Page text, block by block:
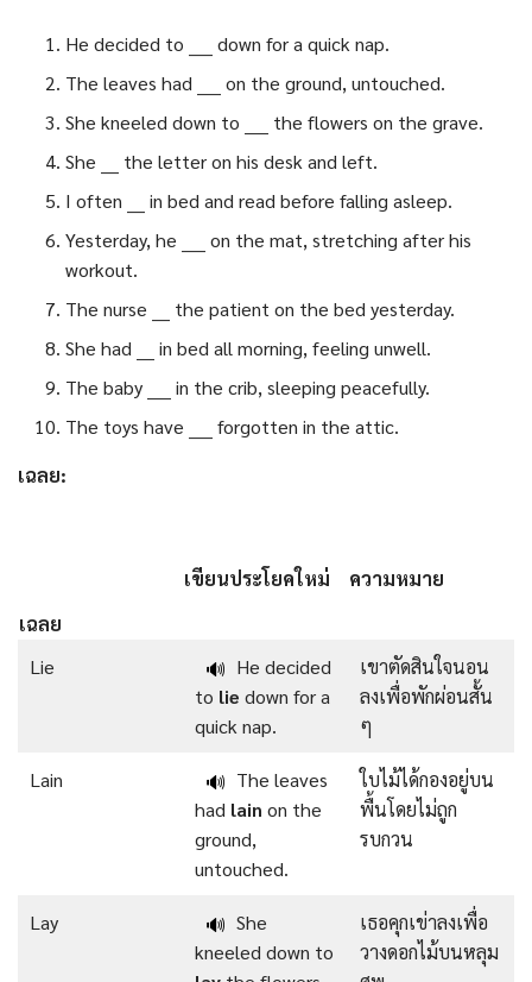
He decided to ____ down for a quick nap.
The leaves had ____ on the ground, untouched.
She kneeled down to ____ the flowers on the grave.
She ___ the letter on his desk and left.
I often ___ in bed and read before falling asleep.
Yesterday, he ____ on the mat, stretching after his
workout.
The nurse ___ the patient on the bed yesterday.
She had ___ in bed all morning, feeling unwell.
The baby ____ in the crib, sleeping peacefully.
The toys have ____ forgotten in the attic.
เฉลย:
เฉลย
เขียนประโยคใหม่ ความหมาย
Lie 🔊 He decided
to lie down for a
quick nap.
เขาตัดสินใจนอน
ลงเพื่อพักผ่อนสั้น
ๆ
Lain 🔊 The leaves
had lain on the
ground,
untouched.
ใบไม้ได้กองอยู่บน
พื้นโดยไม่ถูก
รบกวน
Lay 🔊 She
kneeled down to
เธอคุกเข่าลงเพื่อ
วางดอกไม้บนหลุม